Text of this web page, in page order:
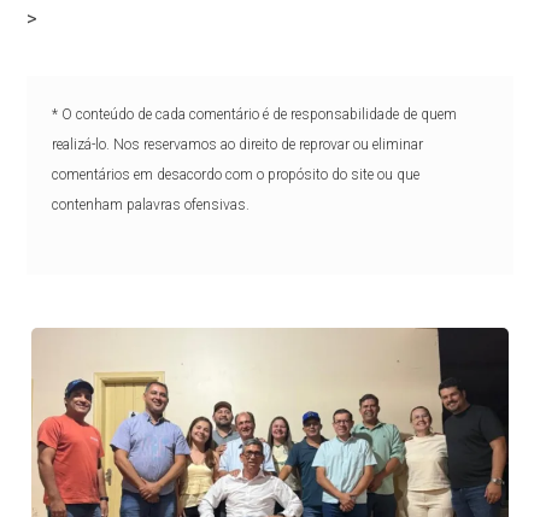
>
* O conteúdo de cada comentário é de responsabilidade de quem
realizá-lo. Nos reservamos ao direito de reprovar ou eliminar
comentários em desacordo com o propósito do site ou que
contenham palavras ofensivas.